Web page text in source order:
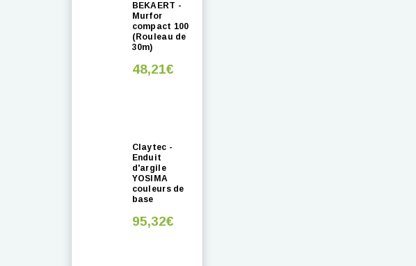
BEKAERT -
Murfor
compact 100
(Rouleau de
30m)
48,21€
Claytec -
Enduit
d'argile
YOSIMA
couleurs de
base
95,32€